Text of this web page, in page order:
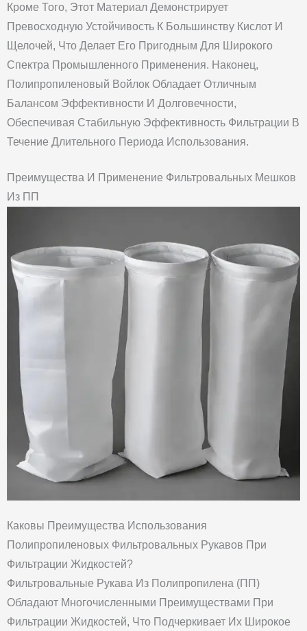
Кроме Того, Этот Материал Демонстрирует
Превосходную Устойчивость К Большинству Кислот И
Щелочей, Что Делает Его Пригодным Для Широкого
Спектра Промышленного Применения. Наконец,
Полипропиленовый Войлок Обладает Отличным
Балансом Эффективности И Долговечности,
Обеспечивая Стабильную Эффективность Фильтрации В
Течение Длительного Периода Использования.
Преимущества И Применение Фильтровальных Мешков
Из ПП
Каковы Преимущества Использования
Полипропиленовых Фильтровальных Рукавов При
Фильтрации Жидкостей?
Фильтровальные Рукава Из Полипропилена (ПП)
Обладают Многочисленными Преимуществами При
Фильтрации Жидкостей, Что Подчеркивает Их Широкое